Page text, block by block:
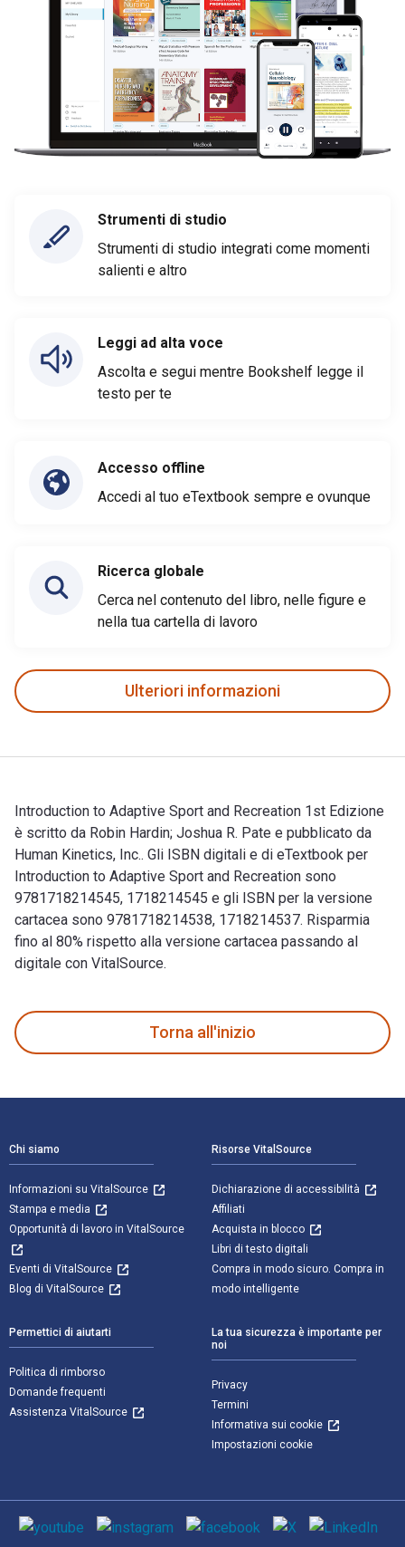
Strumenti di studio
Strumenti di studio integrati come momenti
salienti e altro
Leggi ad alta voce
Ascolta e segui mentre Bookshelf legge il
testo per te
Accesso offline
Accedi al tuo eTextbook sempre e ovunque
Ricerca globale
Cerca nel contenuto del libro, nelle figure e
nella tua cartella di lavoro
Ulteriori informazioni
Introduction to Adaptive Sport and Recreation 1st Edizione
è scritto da Robin Hardin; Joshua R. Pate e pubblicato da
Human Kinetics, Inc.. Gli ISBN digitali e di eTextbook per
Introduction to Adaptive Sport and Recreation sono
9781718214545, 1718214545 e gli ISBN per la versione
cartacea sono 9781718214538, 1718214537. Risparmia
fino al 80% rispetto alla versione cartacea passando al
digitale con VitalSource.
Torna all'inizio
Chi siamo
Informazioni su VitalSource
Stampa e media
Opportunità di lavoro in VitalSource
Eventi di VitalSource
Blog di VitalSource
Risorse VitalSource
Dichiarazione di accessibilità
Affiliati
Acquista in blocco
Libri di testo digitali
Compra in modo sicuro. Compra in
modo intelligente
Permettici di aiutarti
Politica di rimborso
Domande frequenti
Assistenza VitalSource
La tua sicurezza è importante per
noi
Privacy
Termini
Informativa sui cookie
Impostazioni cookie
Mezzi sociali